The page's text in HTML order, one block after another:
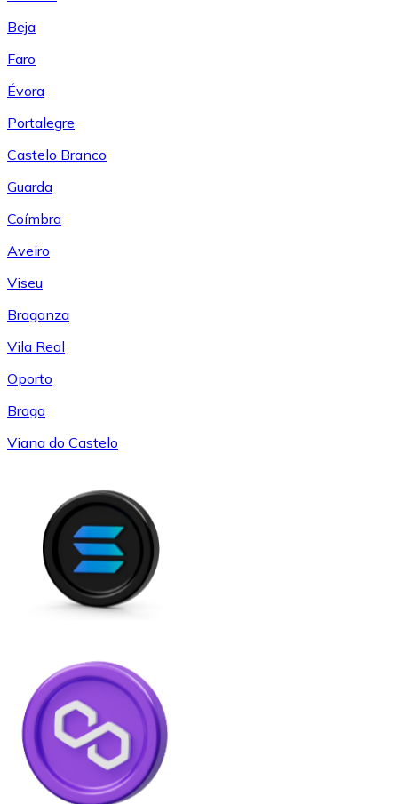
Beja
Faro
Évora
Portalegre
Castelo Branco
Guarda
Coímbra
Aveiro
Viseu
Braganza
Vila Real
Oporto
Braga
Viana do Castelo